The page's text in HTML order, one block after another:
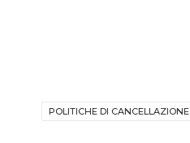
POLITICHE DI CANCELLAZIONE